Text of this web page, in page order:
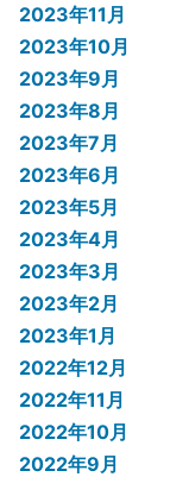
2023年11月
2023年10月
2023年9月
2023年8月
2023年7月
2023年6月
2023年5月
2023年4月
2023年3月
2023年2月
2023年1月
2022年12月
2022年11月
2022年10月
2022年9月